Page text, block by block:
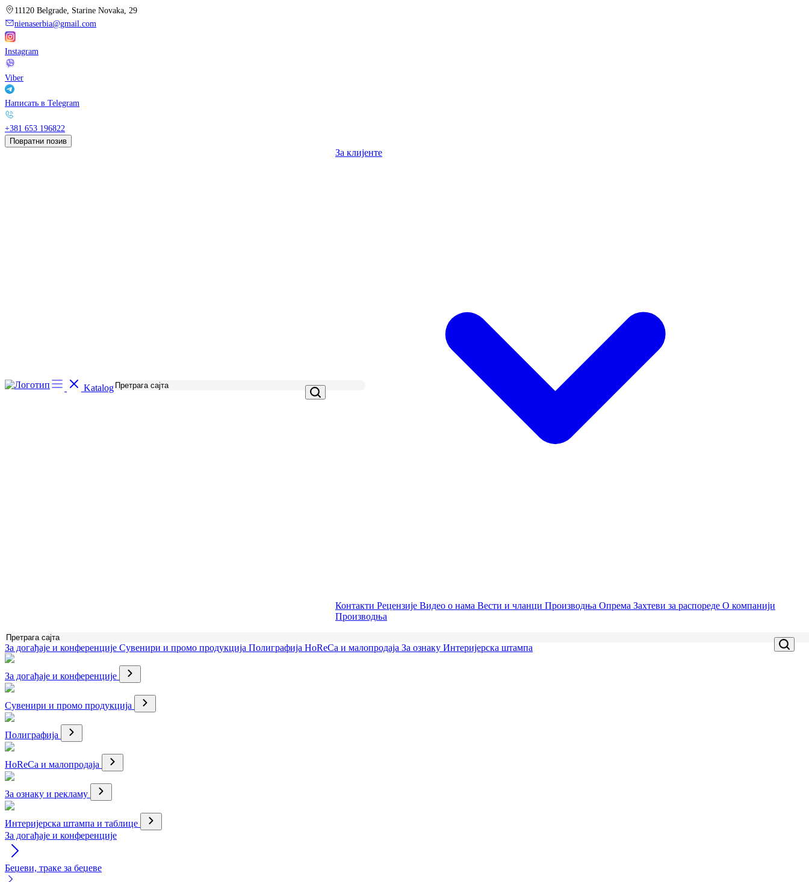
11120 Belgrade, Starine Novaka, 29
nienaserbia@gmail.com
Instagram
Viber
Написать в Telegram
+381 653 196822
Повратни позив
Katalog
За клијенте
Контакти Рецензије Видео о нама Вести и чланци Производња Опрема Захтеви за распореде О компанији
Производња
За догађаје и конференције Сувенири и промо продукција Полиграфија HoReCa и малопродаја За ознаку Интеријерска штампа
За догађаје и конференције
Сувенири и промо продукција
Полиграфија
HoReCa и малопродаја
За ознаку и рекламу
Интеријерска штампа и таблице
За догађаје и конференције
Беџеви, траке за беџеве